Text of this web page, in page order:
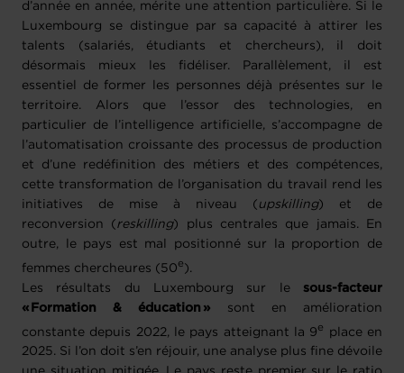
d’année en année, mérite une attention particulière. Si le
Luxembourg se distingue par sa capacité à attirer les
talents (salariés, étudiants et chercheurs), il doit
désormais mieux les fidéliser. Parallèlement, il est
essentiel de former les personnes déjà présentes sur le
territoire. Alors que l’essor des technologies, en
particulier de l’intelligence artificielle, s’accompagne de
l’automatisation croissante des processus de production
et d’une redéfinition des métiers et des compétences,
cette transformation de l’organisation du travail rend les
initiatives de mise à niveau ( upskilling) et de
reconversion ( reskilling) plus centrales que jamais. En
outre, le pays est mal positionné sur la proportion de
femmes chercheures (50e ).
Les résultats du Luxembourg sur le sous-facteur
« Formation & éducation » sont en amélioration
constante depuis 2022, le pays atteignant la 9e
place en
2025. Si l’on doit s’en réjouir, une analyse plus fine dévoile